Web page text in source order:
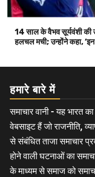
14 साल के वैभव सूर्यवंशी की
हलचल मची; उन्होंने कहा,
हमारे बारे में
समाचार वानी - यह भारत
वेबसाइट हैं जो राजनीति,
से संबंधित ताजा समाचार
होने वाली घटनाओं का
के माध्यम से समाज को